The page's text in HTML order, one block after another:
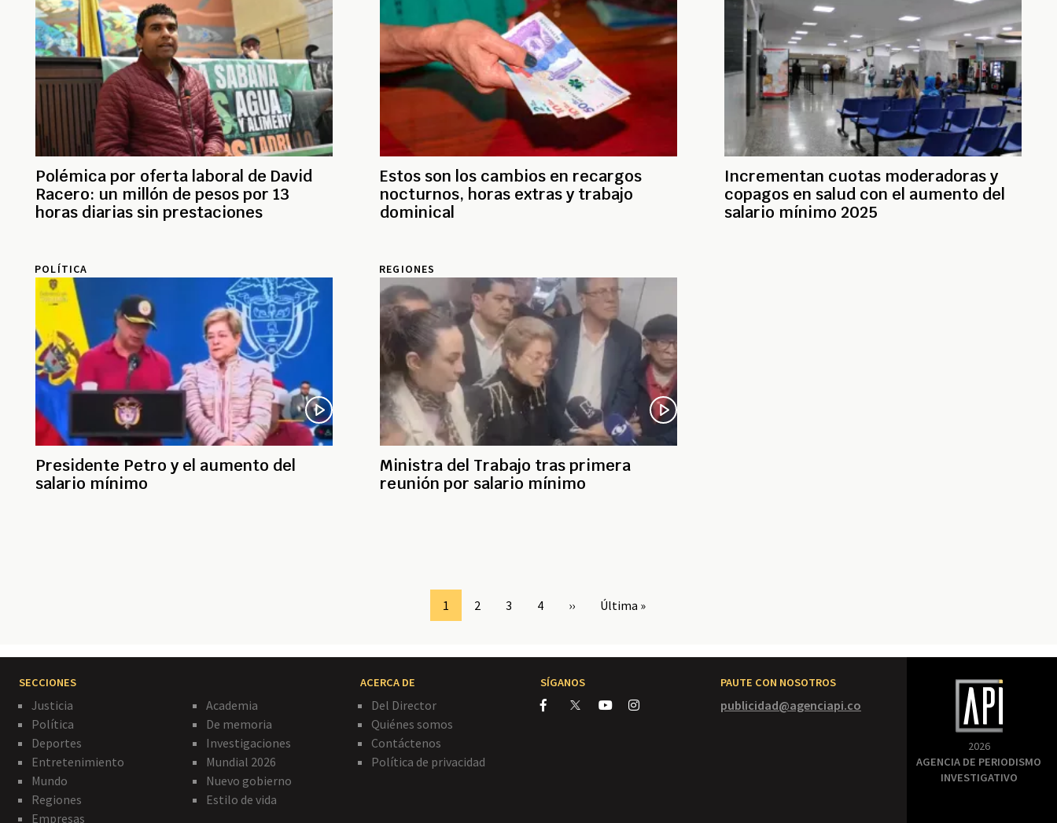
Polémica por oferta laboral de David
Racero: un millón de pesos por 13
horas diarias sin prestaciones
Estos son los cambios en recargos
nocturnos, horas extras y trabajo
dominical
Incrementan cuotas moderadoras y
copagos en salud con el aumento del
salario mínimo 2025
POLÍTICA
Presidente Petro y el aumento del
salario mínimo
REGIONES
Ministra del Trabajo tras primera
reunión por salario mínimo
Page
1 Page
2 Page
3 Page
4
Siguiente
››
Última
Última »
SECCIONES
Justicia
Política
Deportes
Entretenimiento
Mundo
Regiones
Empresas
Academia
De memoria
Investigaciones
Mundial 2026
Nuevo gobierno
Estilo de vida
ACERCA DE
Del Director
Quiénes somos
Contáctenos
Política de privacidad
SÍGANOS PAUTE CON NOSOTROS
publicidad@agenciapi.co
2026
AGENCIA DE PERIODISMO
INVESTIGATIVO